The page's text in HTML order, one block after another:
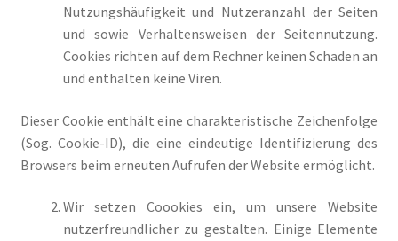
Nutzungshäufigkeit und Nutzeranzahl der Seiten
und sowie Verhaltensweisen der Seitennutzung.
Cookies richten auf dem Rechner keinen Schaden an
und enthalten keine Viren.
Dieser Cookie enthält eine charakteristische Zeichenfolge
(Sog. Cookie-ID), die eine eindeutige Identifizierung des
Browsers beim erneuten Aufrufen der Website ermöglicht.
Wir setzen Coookies ein, um unsere Website
nutzerfreundlicher zu gestalten. Einige Elemente